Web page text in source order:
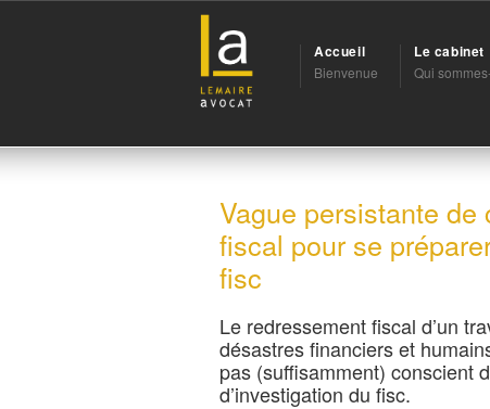
Accueil
Bienvenue
Le cabinet
Qui
Vague persistante
fiscal pour se
fisc
Le redressement fiscal d’un
désastres financiers et
pas (suffisamment) conscient
d’investigation du fisc.